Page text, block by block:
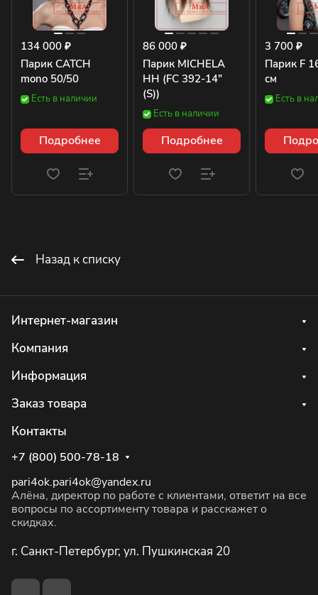
134 000 ₽
Парик CATCH
mono 50/50
Есть в наличии
Подробнее
86 000 ₽
Парик MICHELA
HH (FC 392-14"
(S))
Есть в наличии
Подробнее
3 700 ₽
Парик F
см
Есть в
Назад к списку
Интернет-магазин
Компания
Информация
Заказ товара
Контакты
+7 (800) 500-78-18
pari4ok.pari4ok@yandex.ru
Алёна, директор по работе с клиентами, ответит на все
вопросы по ассортименту товара и расскажет о
скидках.
г. Санкт-Петербург, ул. Пушкинская 20